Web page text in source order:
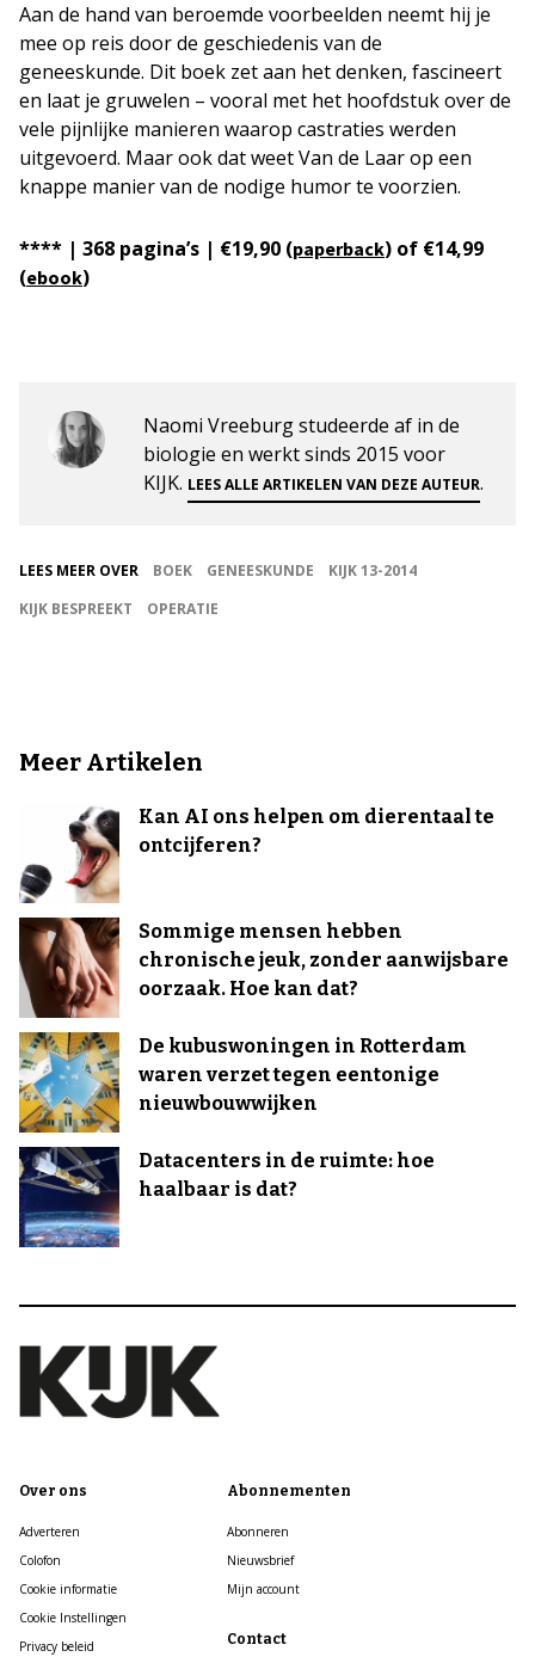
Aan de hand van beroemde voorbeelden neemt hij je
mee op reis door de geschiedenis van de
geneeskunde. Dit boek zet aan het denken, fascineert
en laat je gruwelen – vooral met het hoofdstuk over de
vele pijnlijke manieren waarop castraties werden
uitgevoerd. Maar ook dat weet Van de Laar op een
knappe manier van de nodige humor te voorzien.
**** | 368 pagina’s | €19,90 (paperback) of €14,99
(ebook)
Naomi Vreeburg studeerde af in de
biologie en werkt sinds 2015 voor
KIJK. LEES ALLE ARTIKELEN VAN DEZE AUTEUR.
LEES MEER OVER BOEK GENEESKUNDE
KIJK 13-2014
KIJK BESPREEKT
OPERATIE
Meer Artikelen
Kan AI ons helpen om dierentaal te
ontcijferen?
Sommige mensen hebben
chronische jeuk, zonder aanwijsbare
oorzaak. Hoe kan dat?
De kubuswoningen in Rotterdam
waren verzet tegen eentonige
nieuwbouwwijken
Datacenters in de ruimte: hoe
haalbaar is dat?
Over ons
Adverteren
Colofon
Cookie informatie
Cookie Instellingen
Privacy beleid
Abonnementen
Abonneren
Nieuwsbrief
Mijn account
Contact